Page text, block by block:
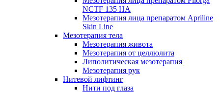
NCTF 135 HA
Мезотерапия лица препаратом Apriline
Skin Line
Мезотерапия тела
Мезотерапия живота
Мезотерапия от целлюлита
Липолитическая мезотерапия
Мезотерапия рук
Нитевой лифтинг
Нити под глаза